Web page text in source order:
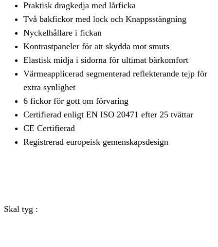
Praktisk dragkedja med lårficka
Två bakfickor med lock och Knappsstängning
Nyckelhållare i fickan
Kontrastpaneler för att skydda mot smuts
Elastisk midja i sidorna för ultimat bärkomfort
Värmeapplicerad segmenterad reflekterande tejp för
extra synlighet
6 fickor för gott om förvaring
Certifierad enligt EN ISO 20471 efter 25 tvättar
CE Certifierad
Registrerad europeisk gemenskapsdesign
Skal tyg :